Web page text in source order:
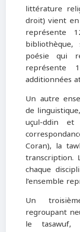
littérature
droit) vient
représente
poésie qui
représente
additionnées
Un autre
de
uçul-ddin
Coran), la
transcription.
chaque
l’ensemble
Un
regroupant
le